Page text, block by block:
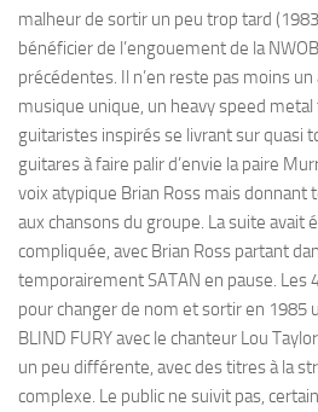
malheur de sortir un peu trop tard
bénéficier de l’engouement de la
précédentes. Il n’en reste pas moins
musique unique, un heavy speed
guitaristes inspirés se livrant sur quasi
guitares à faire palir d’envie la paire
voix atypique Brian Ross mais
aux chansons du groupe. La suite avait
compliquée, avec Brian Ross partant
temporairement SATAN en pause. Les
pour changer de nom et sortir en 1985
BLIND FURY avec le chanteur Lou
un peu différente, avec des titres à la
complexe. Le public ne suivit pas,